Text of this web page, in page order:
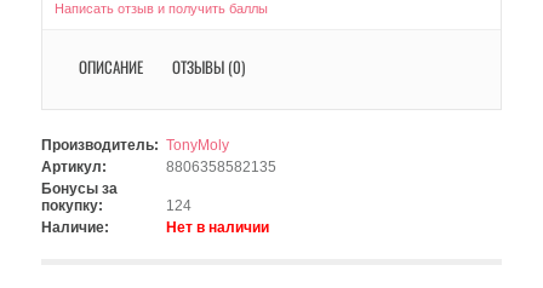
Написать отзыв и получить баллы
ОПИСАНИЕ ОТЗЫВЫ (0)
Производитель: TonyMoly
Артикул:
8806358582135
Бонусы за
покупку:
124
Наличие:
Нет в наличии